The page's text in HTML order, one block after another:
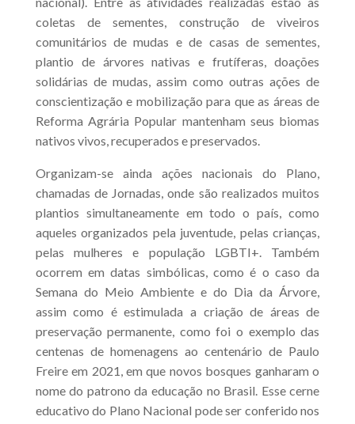
coletas de sementes, construção de viveiros
comunitários de mudas e de casas de sementes,
plantio de árvores nativas e frutíferas, doações
solidárias de mudas, assim como outras ações de
conscientização e mobilização para que as áreas de
Reforma Agrária Popular mantenham seus biomas
nativos vivos, recuperados e preservados.
Organizam-se ainda ações nacionais do Plano,
chamadas de Jornadas, onde são realizados muitos
plantios simultaneamente em todo o país, como
aqueles organizados pela juventude, pelas crianças,
pelas mulheres e população LGBTI+. Também
ocorrem em datas simbólicas, como é o caso da
Semana do Meio Ambiente e do Dia da Árvore,
assim como é estimulada a criação de áreas de
preservação permanente, como foi o exemplo das
centenas de homenagens ao centenário de Paulo
Freire em 2021, em que novos bosques ganharam o
nome do patrono da educação no Brasil. Esse cerne
educativo do Plano Nacional pode ser conferido nos